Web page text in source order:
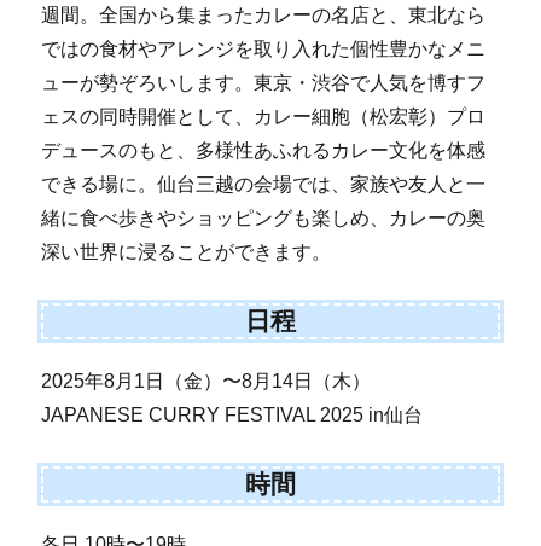
週間。全国から集まったカレーの名店と、東北なら
ではの食材やアレンジを取り入れた個性豊かなメニ
ューが勢ぞろいします。東京・渋谷で人気を博すフ
ェスの同時開催として、カレー細胞（松宏彰）プロ
デュースのもと、多様性あふれるカレー文化を体感
できる場に。仙台三越の会場では、家族や友人と一
緒に食べ歩きやショッピングも楽しめ、カレーの奥
深い世界に浸ることができます。
日程
2025年8月1日（金）〜8月14日（木）
JAPANESE CURRY FESTIVAL 2025 in仙台
時間